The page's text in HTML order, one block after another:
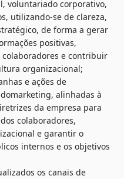
voluntariado corporativo,
utilizando-se de clareza,
de forma a gerar
positivas,
e contribuir
organizacional;
e ações de
alinhadas à
da empresa para
colaboradores,
e garantir o
internos e os objetivos
os canais de